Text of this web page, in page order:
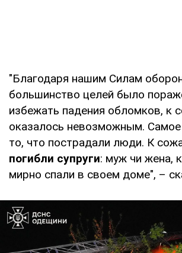
"Благодаря нашим Силам
большинство целей было
избежать падения обломков, к
оказалось невозможным.
то, что пострадали люди. К
погибли супруги: муж чи жена,
мирно спали в своем доме", –